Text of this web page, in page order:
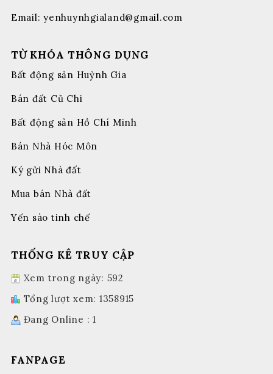
Email:yenhuynhgialand@gmail.com
TỪ KHÓA THÔNG DỤNG
Bất động sản Huỳnh Gia
Bán đất Củ Chi
Bất động sản Hồ Chí Minh
Bán Nhà Hóc Môn
Ký gửi Nhà đất
Mua bán Nhà đất
Yến sào tinh chế
THỐNG KÊ TRUY CẬP
Xem trong ngày: 592
Tổng lượt xem: 1358915
Đang Online : 1
FANPAGE